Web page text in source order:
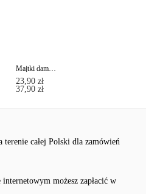
Majtki damskie "bikini" z bawełny premium ENERGY LB 1296
23,90 zł
37,90 zł
terenie całej Polski dla zamówień
możesz zapłacić w